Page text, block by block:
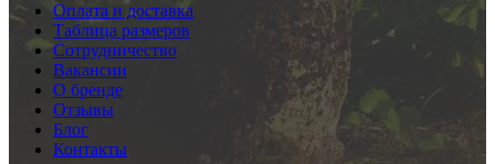
Оплата и доставка
Таблица размеров
Сотрудничество
Вакансии
О бренде
Отзывы
Блог
Контакты